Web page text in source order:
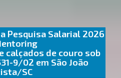
Pesquisa Salarial 2026
calçados de couro sob
9/02 em São João
SC